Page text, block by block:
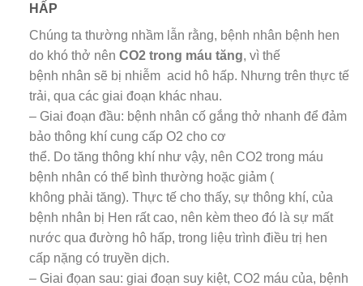
HẤP
Chúng ta thường nhầm lẫn rằng, bệnh nhân bệnh hen
do khó thở nên CO2 trong máu tăng, vì thế
bệnh nhân sẽ bị nhiễm acid hô hấp. Nhưng trên thực tế
trải, qua các giai đoạn khác nhau.
– Giai đoạn đầu: bệnh nhân cố gắng thở nhanh để đảm
bảo thông khí cung cấp O2 cho cơ
thể. Do tăng thông khí như vậy, nên CO2 trong máu
bệnh nhân có thể bình thường hoặc giảm (
không phải tăng). Thực tế cho thấy, sự thông khí, của
bệnh nhân bị Hen rất cao, nên kèm theo đó là sự mất
nước qua đường hô hấp, trong liệu trình điều trị hen
cấp nặng có truyền dịch.
– Giai đọan sau: giai đoạn suy kiệt, CO2 máu của, bệnh